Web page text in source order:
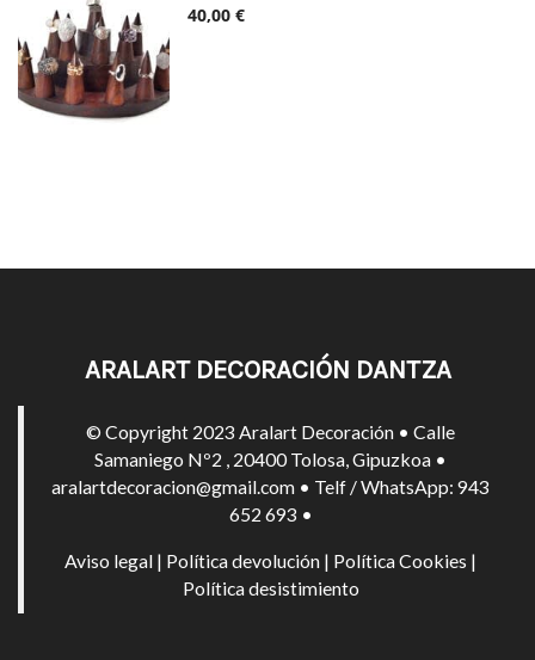
40,00 €
ARALART DECORACIÓN DANTZA
© Copyright 2023 Aralart Decoración • Calle
Samaniego Nº2 , 20400 Tolosa, Gipuzkoa •
aralartdecoracion@gmail.com • Telf / WhatsApp: 943
652 693 •
Aviso legal | Política devolución | Política Cookies |
Política desistimiento